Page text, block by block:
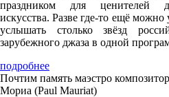
праздником для ценителей
искусства. Разве где-то ещё можно
услышать столько звёзд
зарубежного джаза в одной
подробнее
Почтим память маэстро
Мориа (Paul Mauriat)